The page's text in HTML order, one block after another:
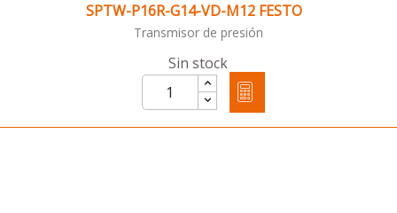
SPTW-P16R-G14-VD-M12 FESTO
Transmisor de presión
Sin stock